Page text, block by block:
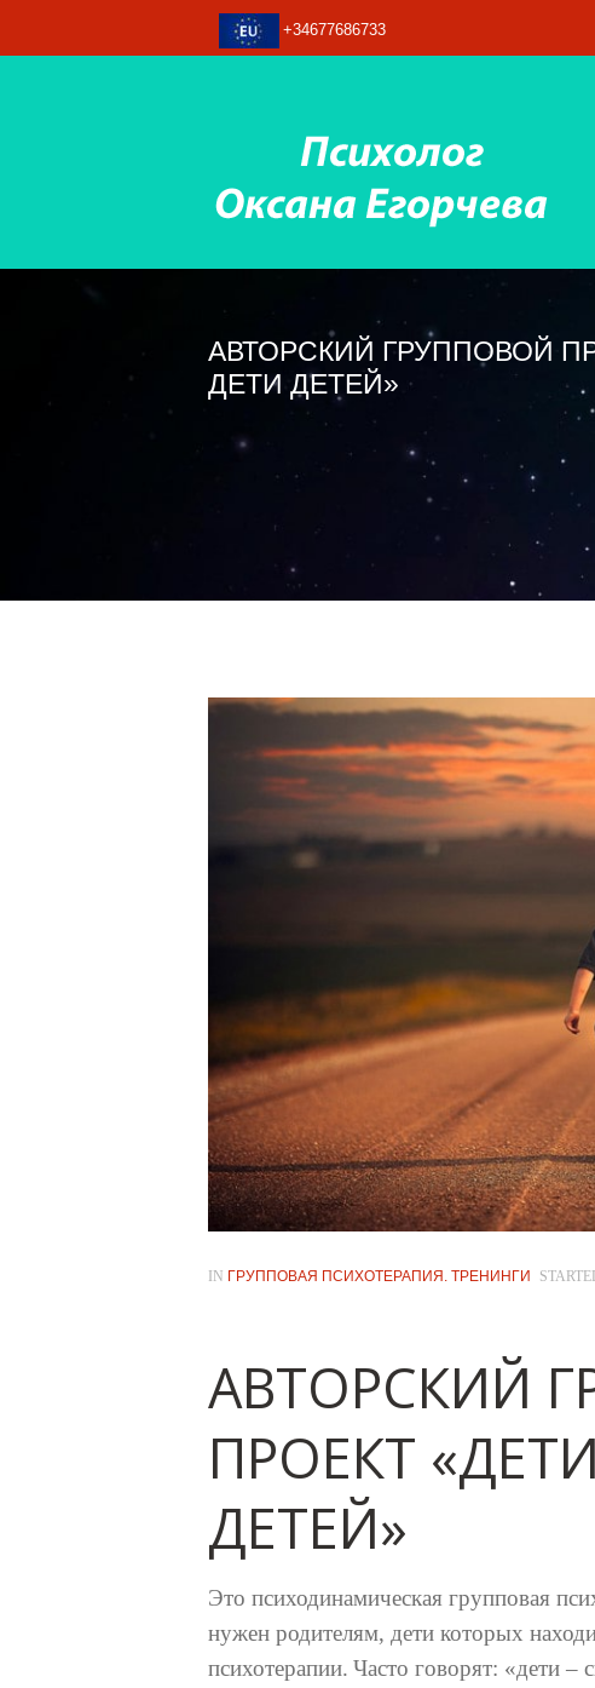
+34677686733
АВТОРСКИЙ ГРУППОВОЙ
ДЕТИ ДЕТЕЙ»
IN ГРУППОВАЯ ПСИХОТЕРАПИЯ. ТРЕНИНГИ
АВТОРСКИЙ
ПРОЕКТ
ДЕТЕЙ»
Это психодинамическая групповая
нужен родителям, дети которых
психотерапии. Часто говорят: «дети –